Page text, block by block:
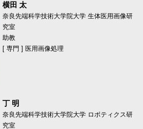
横田 太
奈良先端科学技術大学院大学 生体医用画像研
究室
助教
[ 専門 ] 医用画像処理
丁 明
奈良先端科学技術大学院大学 ロボティクス研
究室